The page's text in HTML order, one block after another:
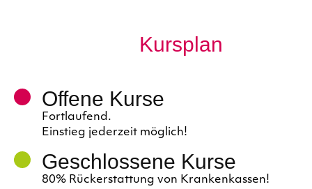
Kursplan
Offene Kurse
Fortlaufend.
Einstieg jederzeit möglich!
Geschlossene Kurse
80% Rückerstattung von Krankenkassen!